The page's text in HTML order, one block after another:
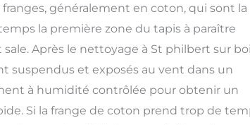
généralement en coton, qui sont la
la première zone du tapis à paraître
Après le nettoyage à St philbert sur
suspendus et exposés au vent dans un
à humidité contrôlée pour obtenir un
Si la frange de coton prend trop de